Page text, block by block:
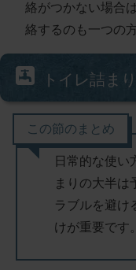
絡がつかない場合
絡するのも一つの
トイレ詰ま
この節のまとめ
日常的な使い
まりの大半は
ラブルを避け
けが重要です。